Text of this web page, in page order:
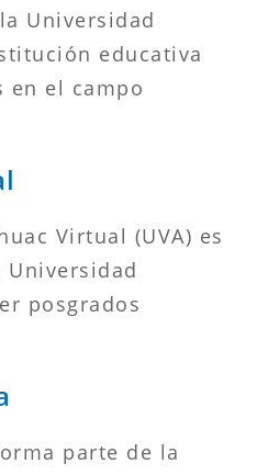
Universidad
educativa
en el campo
Virtual (UVA) es
posgrados
parte de la